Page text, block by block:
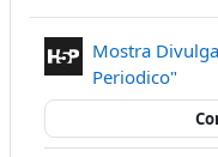
Mostra
Periodico"